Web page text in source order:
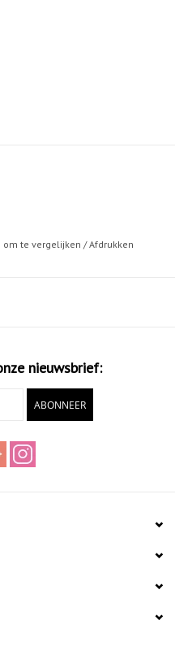
om te vergelijken /Afdrukken
nieuwsbrief:
ABONNEER